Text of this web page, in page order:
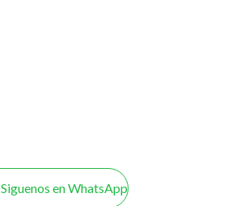
Siguenos en WhatsApp